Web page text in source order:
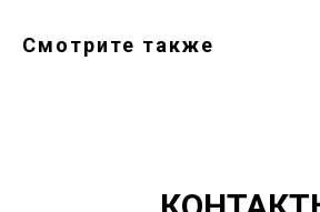
Смотрите также